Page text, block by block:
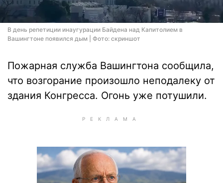
В день репетиции инаугурации Байдена над Капитолием в
Вашингтоне появился дым | Фото: скриншот
Пожарная служба Вашингтона сообщила,
что возгорание произошло неподалеку от
здания Конгресса. Огонь уже потушили.